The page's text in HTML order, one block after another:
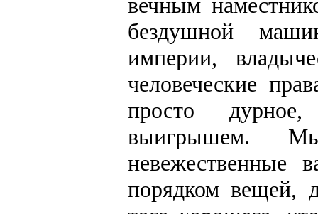
вечным
бездушной
империи,
человеческие
просто
выигрышем.
невежественные
порядком вещей,